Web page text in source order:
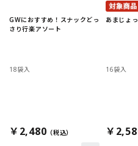
GWにおすすめ！スナックどっ
さり行楽アソート
18袋入
￥2,480
あまじょ
16袋入
￥